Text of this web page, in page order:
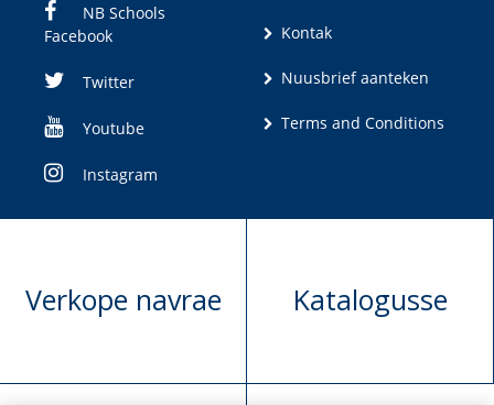
NB Schools
Facebook
Twitter
Youtube
Instagram
Kontak
Nuusbrief aanteken
Terms and Conditions
Verkope navrae Katalogusse